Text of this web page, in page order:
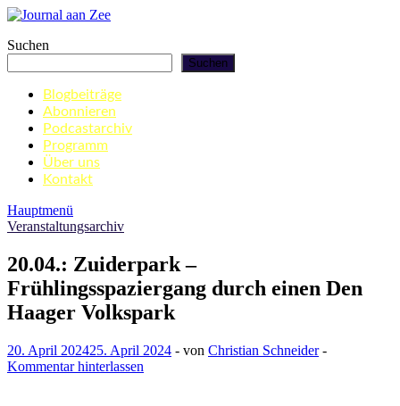
Zum
springen
Journal aan Zee
Suchen
Suchen
Blogbeiträge
Abonnieren
Podcastarchiv
Programm
Über uns
Kontakt
Hauptmenü
Veranstaltungsarchiv
20.04.: Zuiderpark –
Frühlingsspaziergang durch einen Den
Haager Volkspark
20. April 202425. April 2024 - von Christian Schneider-
Kommentar hinterlassen